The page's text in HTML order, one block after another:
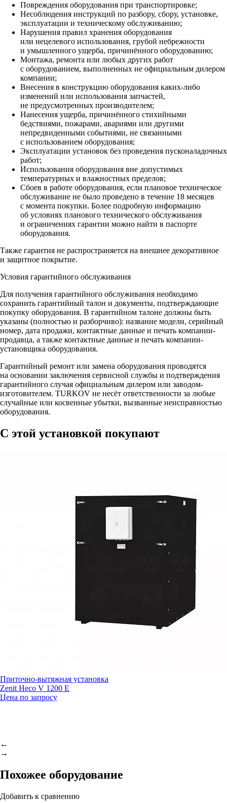
Повреждения оборудования при транспортировке;
Несоблюдения инструкций по разбору, сбору, установке,
эксплуатации и техническому обслуживанию;
Нарушения правил хранения оборудования
или нецелевого использования, грубой небрежности
и умышленного ущерба, причинённого оборудованию;
Монтажа, ремонта или любых других работ
с оборудованием, выполненных не официальным дилером
компании;
Внесения в конструкцию оборудования каких‑либо
изменений или использования запчастей,
не предусмотренных производителем;
Нанесения ущерба, причинённого стихийными
бедствиями, пожарами, авариями или другими
непредвиденными событиями, не связанными
с использованием оборудования;
Эксплуатации установок без проведения пусконаладочных
работ;
Использования оборудования вне допустимых
температурных и влажностных пределов;
Сбоев в работе оборудования, если плановое техническое
обслуживание не было проведено в течение 18 месяцев
с момента покупки. Более подробную информацию
об условиях планового технического обслуживания
и ограничениях гарантии можно найти в паспорте
оборудования.
Также гарантия не распространяется на внешнее декоративное
и защитное покрытие.
Условия гарантийного обслуживания
Для получения гарантийного обслуживания необходимо
сохранить гарантийный талон и документы, подтверждающие
покупку оборудования. В гарантийном талоне должны быть
указаны (полностью и разборчиво): название модели, серийный
номер, дата продажи, контактные данные и печать компании-
продавца, а также контактные данные и печать компании-
установщика оборудования.
Гарантийный ремонт или замена оборудования проводятся
на основании заключения сервисной службы и подтверждения
гарантийного случая официальным дилером или заводом-
изготовителем. TURKOV не несёт ответственности за любые
случайные или косвенные убытки, вызванные неисправностью
оборудования.
С этой установкой покупают
Приточно-вытяжная установка
Zenit Heco V 1200 E
Цена по запросу
←
→
Похожее оборудование
Добавить к сравнению